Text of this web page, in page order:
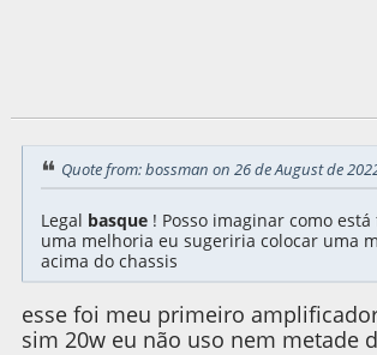
Quote from: bossman on 26 de August de
Legal basque! Posso imaginar como
uma melhoria eu sugeriria colocar uma
acima do chassis
esse foi meu primeiro
sim 20w eu não uso nem metade